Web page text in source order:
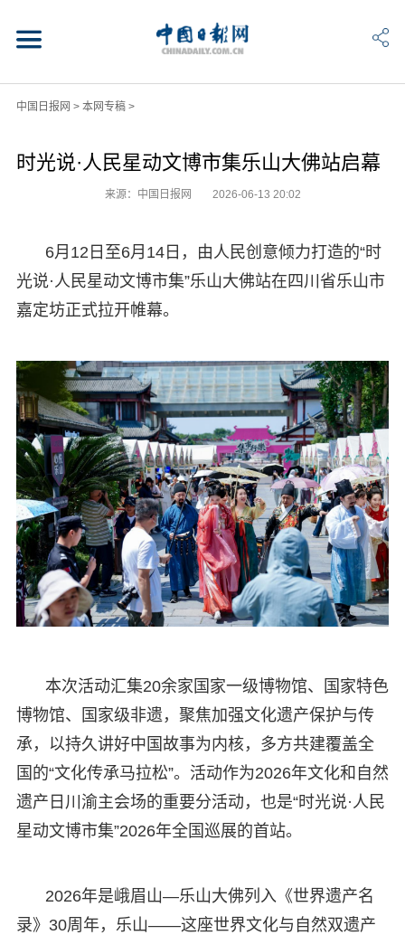
中国日报网 > 本网专稿>
时光说·人民星动文博市集乐山大佛站启幕
来源：中国日报网 2026-06-13 20:02
6月12日至6月14日，由人民创意倾力打造的“时
光说·人民星动文博市集”乐山大佛站在四川省乐山市
嘉定坊正式拉开帷幕。
本次活动汇集20余家国家一级博物馆、国家特色
博物馆、国家级非遗，聚焦加强文化遗产保护与传
承，以持久讲好中国故事为内核，多方共建覆盖全
国的“文化传承马拉松”。活动作为2026年文化和自然
遗产日川渝主会场的重要分活动，也是“时光说·人民
星动文博市集”2026年全国巡展的首站。
2026年是峨眉山—乐山大佛列入《世界遗产名
录》30周年，乐山——这座世界文化与自然双遗产